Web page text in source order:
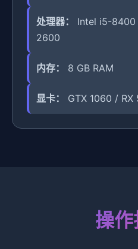
处理器：
Intel i5-8400
2600
内存： 8 GB RAM
显卡： GTX 1060 / RX
操